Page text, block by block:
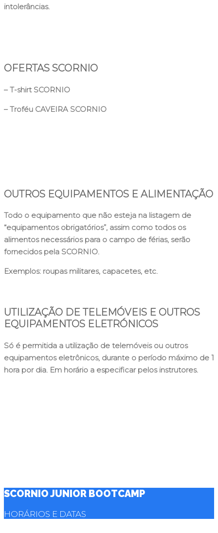
intolerâncias.
OFERTAS SCORNIO
– T-shirt SCORNIO
– Troféu CAVEIRA SCORNIO
OUTROS EQUIPAMENTOS E ALIMENTAÇÃO
Todo o equipamento que não esteja na listagem de
“equipamentos obrigatórios”, assim como todos os
alimentos necessários para o campo de férias, serão
fornecidos pela SCORNIO.
Exemplos: roupas militares, capacetes, etc.
UTILIZAÇÃO DE TELEMÓVEIS E OUTROS
EQUIPAMENTOS ELETRÓNICOS
Só é permitida a utilização de telemóveis ou outros
equipamentos eletrônicos, durante o período máximo de 1
hora por dia. Em horário a especificar pelos instrutores.
SCORNIO JUNIOR BOOTCAMP
HORÁRIOS E DATAS